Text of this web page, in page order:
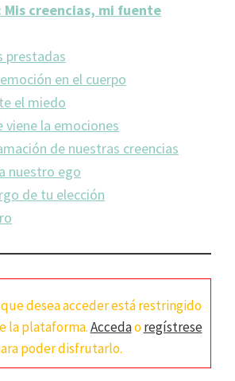
Mis creencias, mi fuente
prestadas
en el cuerpo
el miedo
viene la emociones
de nuestras creencias
nuestro ego
de tu elección
desea acceder está restringido
la plataforma.Accedaoregístrese
poder disfrutarlo.